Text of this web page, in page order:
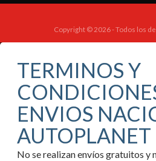
Copyright © 2026 - Todos los
TERMINOS Y
ENVIOS
AUTOPLANET
No se realizan envíos gratuitos y